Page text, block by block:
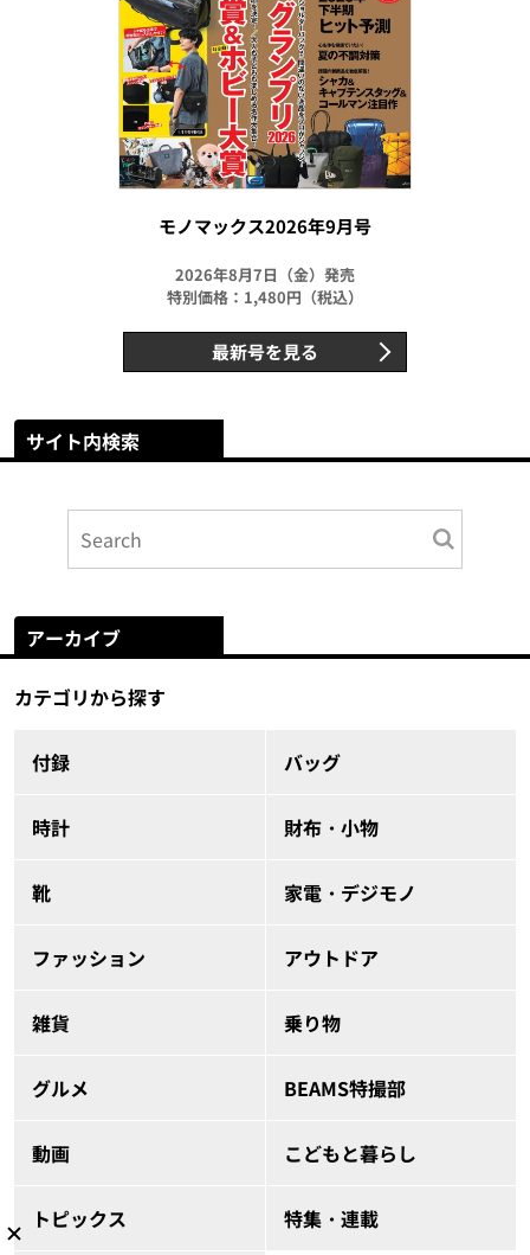
モノマックス2026年9月号
2026年8月7日（金）発売
特別価格：1,480円（税込）
最新号を見る
サイト内検索
アーカイブ
カテゴリから探す
付録 バッグ
時計 財布・小物
靴 家電・デジモノ
ファッション アウトドア
雑貨 乗り物
グルメ BEAMS特撮部
動画 こどもと暮らし
トピックス 特集・連載